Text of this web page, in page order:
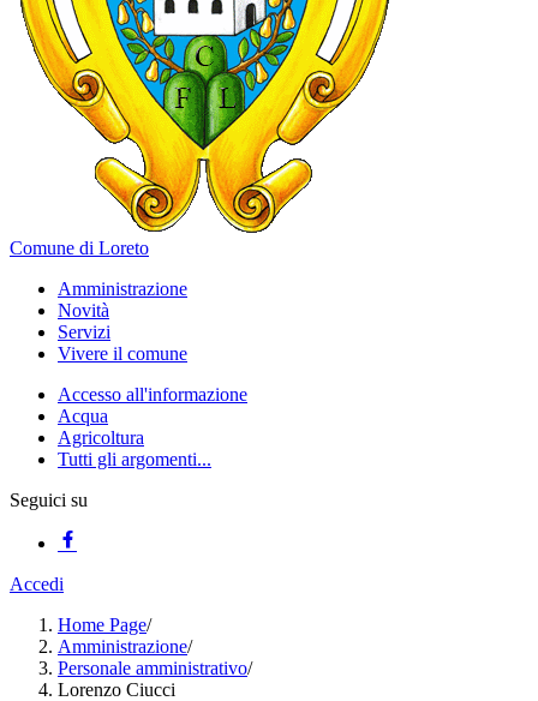
Comune di Loreto
Amministrazione
Novità
Servizi
Vivere il comune
Accesso all'informazione
Acqua
Agricoltura
Tutti gli argomenti...
Seguici su
Accedi
Home Page/
Amministrazione/
Personale amministrativo/
Lorenzo Ciucci